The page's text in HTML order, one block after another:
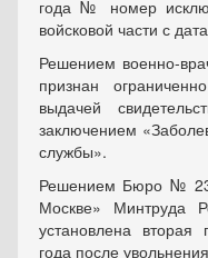
года № номер
войсковой части с
Решением военно-
признан
выдачей
заключением
службы».
Решением Бюро №
Москве» Минтруда
установлена вторая
года после